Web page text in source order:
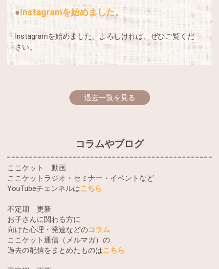
Instagramを始めました。
Instagramを始めました。よろしければ、ぜひご覧くだ
さい。
過去一覧を見る
コラムやブログ
ここケット 動画
ここケットラジオ・セミナー・イベントなど
YouTubeチェンネルはこちら
不定期 更新
お子さんに関わる方に
向けた心理・発達などのコラム
ここケット通信（メルマガ）の
過去の配信をまとめたものはこちら